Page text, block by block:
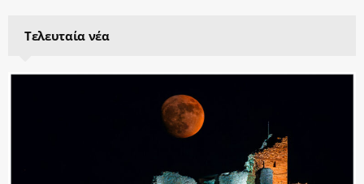
Τελευταία νέα